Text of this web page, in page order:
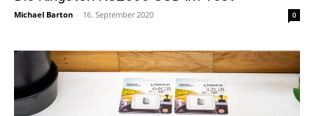
Michael Barton - 16. September 2020 0